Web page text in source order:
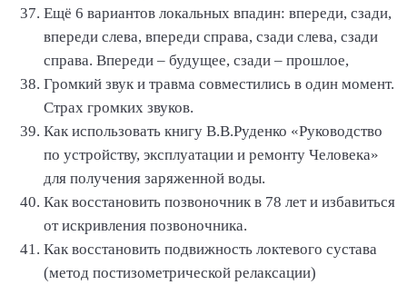
Ещё 6 вариантов локальных впадин: впереди, сзади,
впереди слева, впереди справа, сзади слева, сзади
справа. Впереди – будущее, сзади – прошлое,
Громкий звук и травма совместились в один момент.
Страх громких звуков.
Как использовать книгу В.В.Руденко «Руководство
по устройству, эксплуатации и ремонту Человека»
для получения заряженной воды.
Как восстановить позвоночник в 78 лет и избавиться
от искривления позвоночника.
Как восстановить подвижность локтевого сустава
(метод постизометрической релаксации)